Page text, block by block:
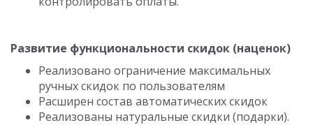
Развитие функциональности скидок (наценок)
Реализовано ограничение максимальных
ручных скидок по пользователям
Расширен состав автоматических скидок
Реализованы натуральные скидки (подарки).